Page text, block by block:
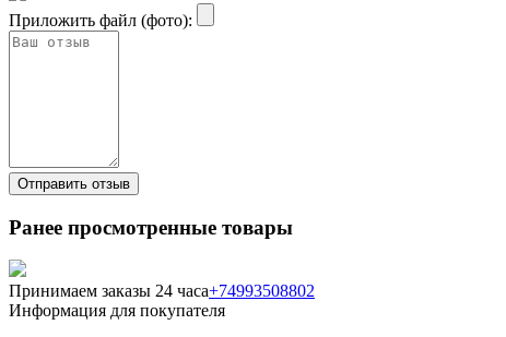
Приложить файл (фото):
Ранее просмотренные товары
Принимаем заказы 24 часа+74993508802
Информация для покупателя